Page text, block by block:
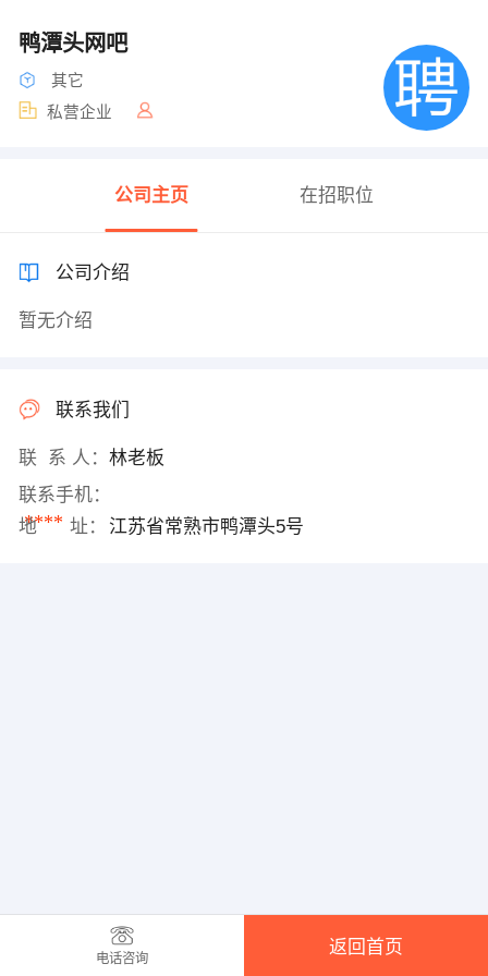
鸭潭头网吧
其它
私营企业
公司主页 在招职位
公司介绍
暂无介绍
联系我们
联 系 人： 林老板
联系手机：
****
地 址： 江苏省常熟市鸭潭头5号
电话咨询
返回首页